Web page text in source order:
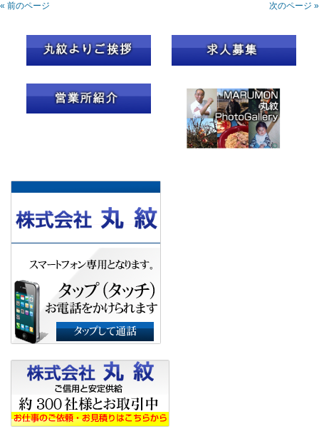
« 前のページ 次のページ »